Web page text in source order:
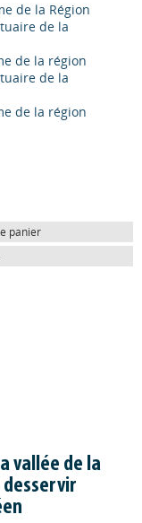
de la Région
de la
de la région
de la
de la région
panier
vallée de la